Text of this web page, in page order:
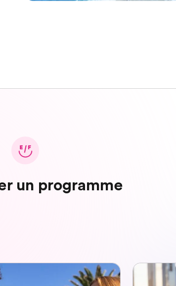
un programme